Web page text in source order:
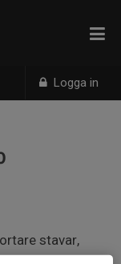
Logga in
stavar,